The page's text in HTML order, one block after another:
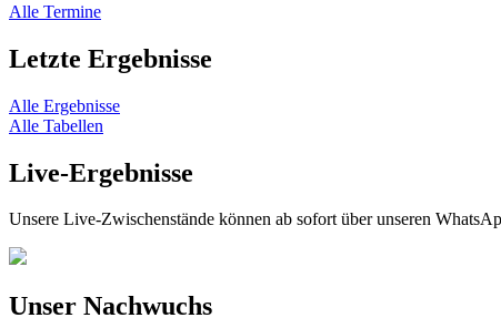
Alle Termine
Letzte Ergebnisse
Alle Ergebnisse
Alle Tabellen
Live-Ergebnisse
Unsere Live-Zwischenstände können ab sofort über unseren
Unser Nachwuchs